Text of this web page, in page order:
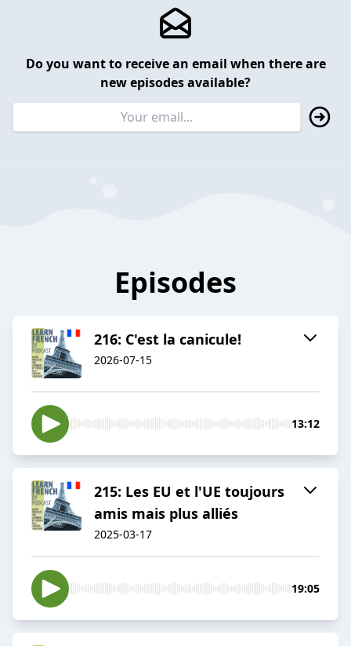
Do you want to receive an email when there are
new episodes available?
Episodes
216: C'est la canicule!
2026-07-15
13:12
215: Les EU et l'UE toujours
amis mais plus alliés
2025-03-17
19:05